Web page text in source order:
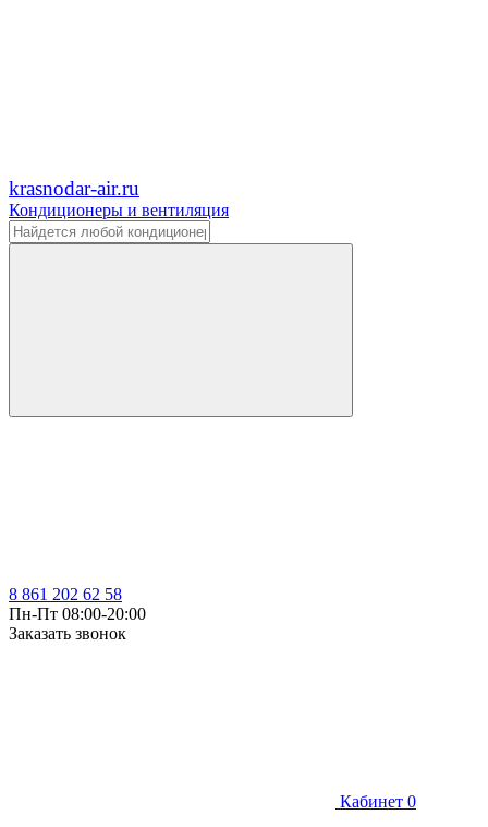
krasnodar-air.ru
Кондиционеры и вентиляция
8 861 202 62 58
Пн-Пт 08:00-20:00
Заказать звонок
Кабинет 0